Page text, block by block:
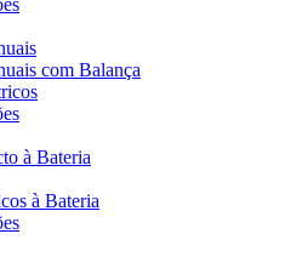
com Balança
à Bateria
à Bateria